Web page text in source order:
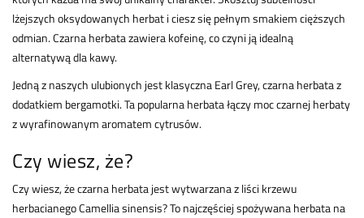
lżejszych oksydowanych herbat i ciesz się pełnym smakiem cięższych
odmian. Czarna herbata zawiera kofeinę, co czyni ją idealną
alternatywą dla kawy.
Jedną z naszych ulubionych jest klasyczna Earl Grey, czarna herbata z
dodatkiem bergamotki. Ta popularna herbata łączy moc czarnej herbaty
z wyrafinowanym aromatem cytrusów.
Czy wiesz, że?
Czy wiesz, że czarna herbata jest wytwarzana z liści krzewu
herbacianego Camellia sinensis? To najczęściej spożywana herbata na